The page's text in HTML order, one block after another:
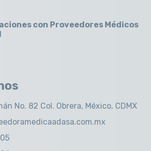
con Proveedores Médicos
No. 82 Col. Obrera, México, CDMX